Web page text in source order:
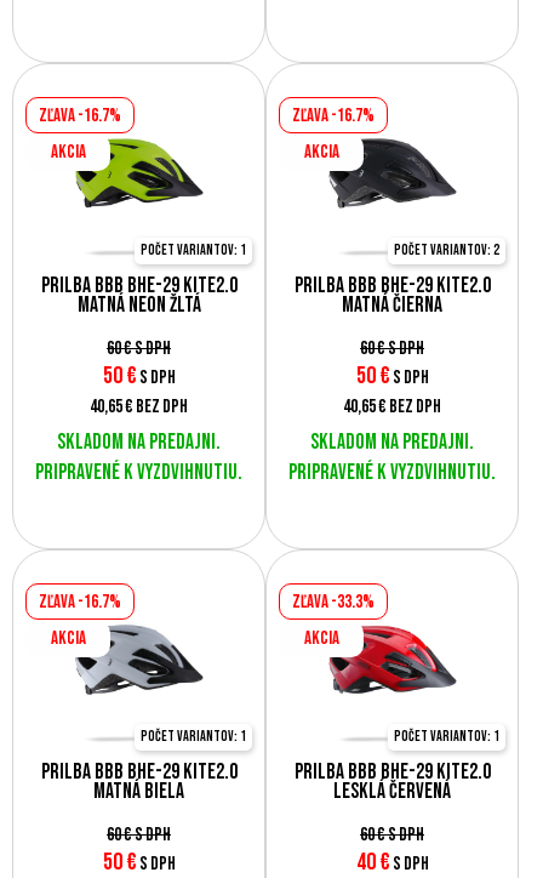
Prilba BBB BHE-29 KITE2.0
matná neon žltá
Zľava -16.7%
AKCIA
Počet variantov: 1
60 €s DPH
50€ s DPH
40,65 € bez DPH
Skladom na predajni.
Pripravené k vyzdvihnutiu.
Prilba BBB BHE-29 KITE2.0
matná čierna
Zľava -16.7%
AKCIA
Počet variantov: 2
60 €s DPH
50€ s DPH
40,65 € bez DPH
Skladom na predajni.
Pripravené k vyzdvihnutiu.
Prilba BBB BHE-29 KITE2.0
matná biela
Zľava -16.7%
AKCIA
Počet variantov: 1
60 €s DPH
50€ s DPH
Prilba BBB BHE-29 KITE2.0
lesklá červená
Zľava -33.3%
AKCIA
Počet variantov: 1
60 €s DPH
40€ s DPH